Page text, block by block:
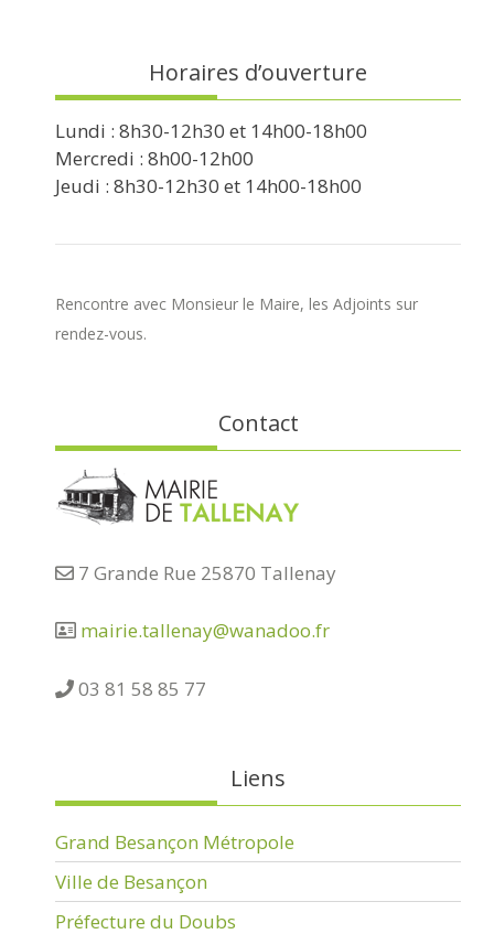
Horaires d’ouverture
Lundi : 8h30-12h30 et 14h00-18h00
Mercredi : 8h00-12h00
Jeudi : 8h30-12h30 et 14h00-18h00
Rencontre avec Monsieur le Maire, les Adjoints sur
rendez-vous.
Contact
7 Grande Rue 25870 Tallenay
mairie.tallenay@wanadoo.fr
03 81 58 85 77
Liens
Grand Besançon Métropole
Ville de Besançon
Préfecture du Doubs